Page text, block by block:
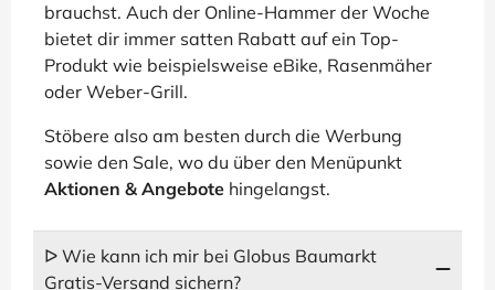
brauchst. Auch der Online-Hammer der Woche
bietet dir immer satten Rabatt auf ein Top-
Produkt wie beispielsweise eBike, Rasenmäher
oder Weber-Grill.
Stöbere also am besten durch die Werbung
sowie den Sale, wo du über den Menüpunkt
Aktionen & Angebote hingelangst.
ᐅ Wie kann ich mir bei Globus Baumarkt
Gratis-Versand sichern?